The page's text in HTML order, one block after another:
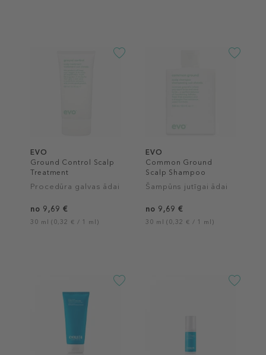
EVO
Ground Control Scalp
Treatment
Procedūra galvas ādai
no 9,69 €
30 ml (0,32 € / 1 ml)
EVO
Common Ground
Scalp Shampoo
Šampūns jutīgai ādai
no 9,69 €
30 ml (0,32 € / 1 ml)